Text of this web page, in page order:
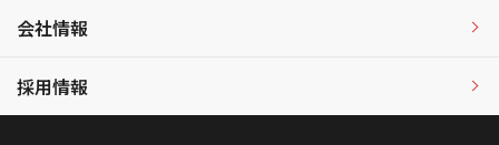
会社情報
採用情報